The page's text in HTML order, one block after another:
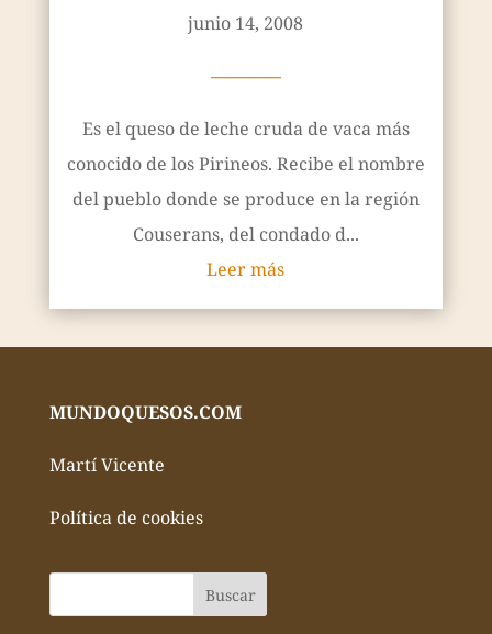
junio 14, 2008
————
Es el queso de leche cruda de vaca más
conocido de los Pirineos. Recibe el nombre
del pueblo donde se produce en la región
Couserans, del condado d...
Leer más
MUNDOQUESOS.COM
Martí Vicente
Política de cookies